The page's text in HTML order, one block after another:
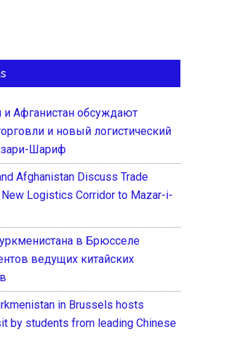
и Афганистан обсуждают
и новый логистический
Шариф
Afghanistan Discuss Trade
New Logistics Corridor to Mazar-i-
в Брюсселе
ведущих китайских
in Brussels hosts
by students from leading Chinese